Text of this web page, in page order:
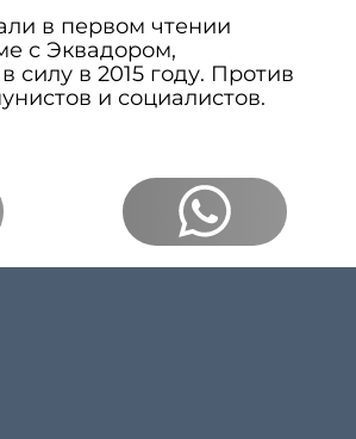
в первом чтении
с Эквадором,
силу в 2015 году. Против
и социалистов.